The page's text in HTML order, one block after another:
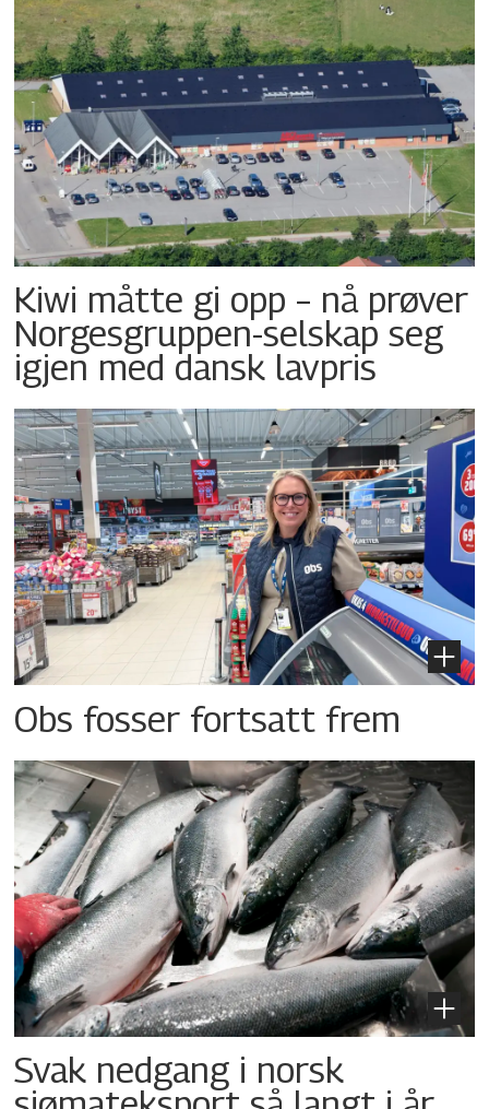
Kiwi måtte gi opp – nå prøver
Norgesgruppen-selskap seg
igjen med dansk lavpris
Obs fosser fortsatt frem
Svak nedgang i norsk